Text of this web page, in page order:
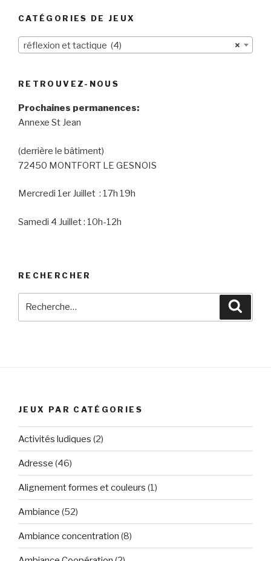
CATÉGORIES DE JEUX
×
réflexion et tactique (4)
RETROUVEZ-NOUS
Prochaines permanences:
Annexe St Jean
(derrière le bâtiment)
72450 MONTFORT LE GESNOIS
Mercredi 1er Juillet : 17h 19h
Samedi 4 Juillet : 10h-12h
RECHERCHER
JEUX PAR CATÉGORIES
Activités ludiques (2)
Adresse (46)
Alignement formes et couleurs (1)
Ambiance (52)
Ambiance concentration (8)